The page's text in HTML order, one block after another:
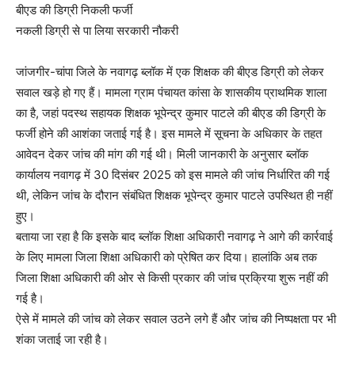
बीएड की डिग्री निकली फर्जी
नकली डिग्री से पा लिया सरकारी नौकरी
जांजगीर-चांपा जिले के नवागढ़ ब्लॉक में एक शिक्षक की बीएड डिग्री को लेकर
सवाल खड़े हो गए हैं। मामला ग्राम पंचायत कांसा के शासकीय प्राथमिक शाला
का है, जहां पदस्थ सहायक शिक्षक भूपेन्द्र कुमार पाटले की बीएड की डिग्री के
फर्जी होने की आशंका जताई गई है। इस मामले में सूचना के अधिकार के तहत
आवेदन देकर जांच की मांग की गई थी। मिली जानकारी के अनुसार ब्लॉक
कार्यालय नवागढ़ में 30 दिसंबर 2025 को इस मामले की जांच निर्धारित की गई
थी, लेकिन जांच के दौरान संबंधित शिक्षक भूपेन्द्र कुमार पाटले उपस्थित ही नहीं
हुए।
बताया जा रहा है कि इसके बाद ब्लॉक शिक्षा अधिकारी नवागढ़ ने आगे की कार्रवाई
के लिए मामला जिला शिक्षा अधिकारी को प्रेषित कर दिया। हालांकि अब तक
जिला शिक्षा अधिकारी की ओर से किसी प्रकार की जांच प्रक्रिया शुरू नहीं की
गई है।
ऐसे में मामले की जांच को लेकर सवाल उठने लगे हैं और जांच की निष्पक्षता पर भी
शंका जताई जा रही है।